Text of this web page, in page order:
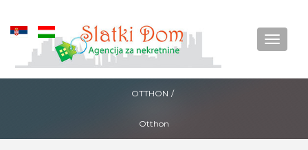
Okreni
Menu
OTTHON /
Otthon